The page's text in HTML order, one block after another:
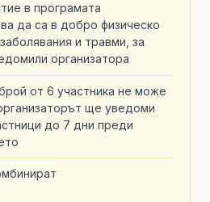
в програмата
да са в добро физическо
и травми, за
организатора
от 6 участника не може
ще уведоми
до 7 дни преди